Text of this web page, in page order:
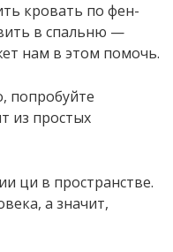
кровать по фен-
в спальню —
нам в этом помочь.
попробуйте
из простых
ци в пространстве.
а значит,